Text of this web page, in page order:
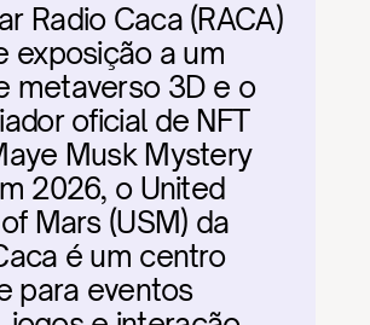
Radio Caca (RACA)
exposição a um
metaverso 3D e o
oficial de NFT
Musk Mystery
2026, o United
Mars (USM) da
é um centro
para eventos